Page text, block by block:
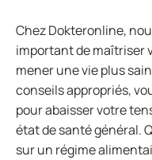
Chez Dokteronline,
important de maîtriser
mener une vie plus
conseils appropriés,
pour abaisser votre
état de santé général.
sur un régime